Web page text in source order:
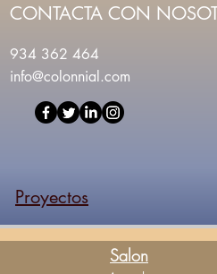
CONTACTA CON
934 362 464
info@colonnial.com
Proyectos
Salon